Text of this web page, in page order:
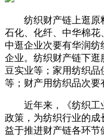
纺织财产链上逛原
石化、化纤、中华棉
中逛企业次要有华润
企业。纺织财产链下
豆实业等；家用纺织
等；财产用纺织品次要
近年来，《纺织工业
政策，为纺织行业的
益于推进财产链各环节